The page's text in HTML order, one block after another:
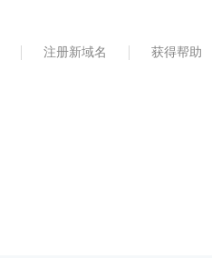
注册新域名 获得帮助